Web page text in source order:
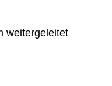
weitergeleitet